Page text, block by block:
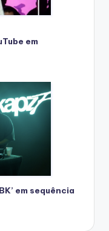
em
em sequência